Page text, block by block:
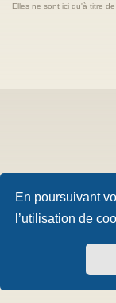
En poursuivant
l’utilisation de
Elles ne sont ici qu'à titre